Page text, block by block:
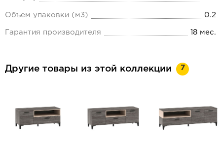
Объем упаковки (м3) 0.2
Гарантия производителя 18 мес.
Другие товары из этой коллекции 7